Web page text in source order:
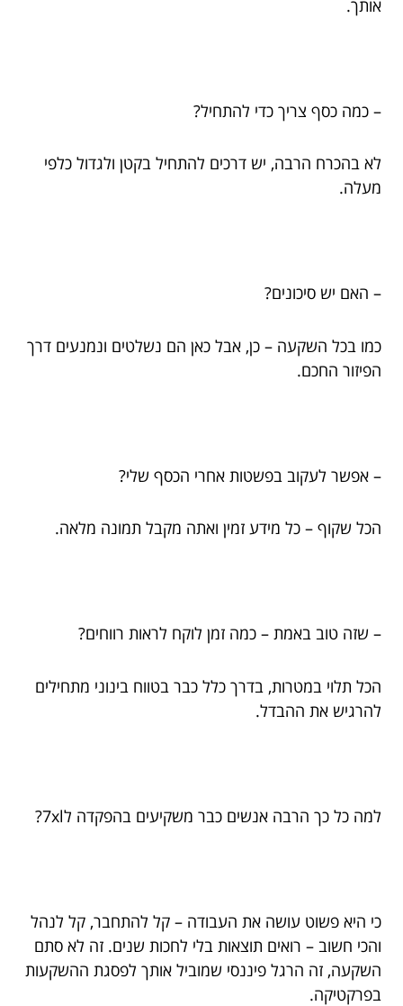
אותך.
– כמה כסף צריך כדי להתחיל?
לא בהכרח הרבה, יש דרכים להתחיל בקטן ולגדול כלפי
מעלה.
– האם יש סיכונים?
כמו בכל השקעה – כן, אבל כאן הם נשלטים ונמנעים דרך
הפיזור החכם.
– אפשר לעקוב בפשטות אחרי הכסף שלי?
הכל שקוף – כל מידע זמין ואתה מקבל תמונה מלאה.
– שזה טוב באמת – כמה זמן לוקח לראות רווחים?
הכל תלוי במטרות, בדרך כלל כבר בטווח בינוני מתחילים
להרגיש את ההבדל.
למה כל כך הרבה אנשים כבר משקיעים בהפקדה ל7xl?
כי היא פשוט עושה את העבודה – קל להתחבר, קל לנהל
והכי חשוב – רואים תוצאות בלי לחכות שנים. זה לא סתם
השקעה, זה הרגל פיננסי שמוביל אותך לפסגת ההשקעות
בפרקטיקה.